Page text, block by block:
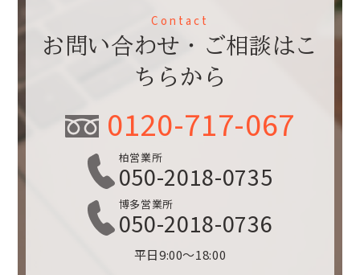
Contact
お問い合わせ・ご相談はこ
ちらから
0120-717-067
柏営業所
050-2018-0735
博多営業所
050-2018-0736
平日9:00～18:00